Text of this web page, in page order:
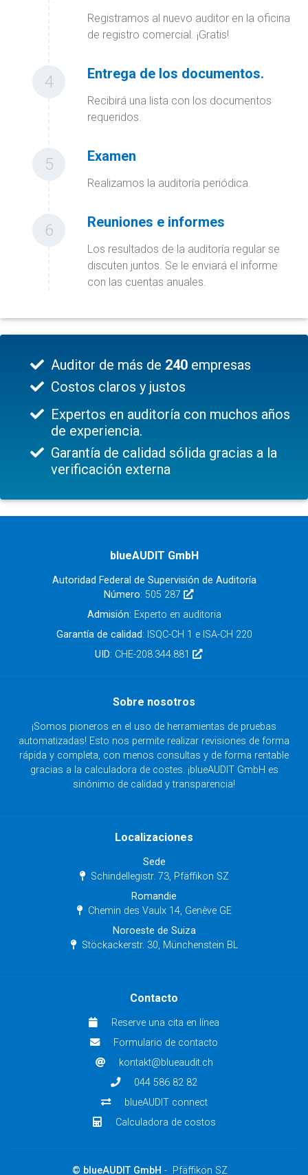
Registramos al nuevo auditor en la oficina
de registro comercial. ¡Gratis!
4 Entrega de los documentos.
Recibirá una lista con los documentos
requeridos.
5 Examen
Realizamos la auditoría periódica.
6 Reuniones e informes
Los resultados de la auditoría regular se
discuten juntos. Se le enviará el informe
con las cuentas anuales.
Auditor de más de 240 empresas
Costos claros y justos
Expertos en auditoría con muchos años
de experiencia.
Garantía de calidad sólida gracias a la
verificación externa
blueAUDIT GmbH
Autoridad Federal de Supervisión de Auditoría
Número: 505 287
Admisión: Experto en auditoria
Garantía de calidad: ISQC-CH 1 e ISA-CH 220
UID: CHE-208.344.881
Sobre nosotros
¡Somos pioneros en el uso de herramientas de pruebas
automatizadas! Esto nos permite realizar revisiones de forma
rápida y completa, con menos consultas y de forma rentable
gracias a la calculadora de costes. ¡blueAUDIT GmbH es
sinónimo de calidad y transparencia!
Localizaciones
Sede
Schindellegistr. 73, Pfäffikon SZ
Romandie
Chemin des Vaulx 14, Genève GE
Noroeste de Suiza
Stöckackerstr. 30, Münchenstein BL
Contacto
Reserve una cita en línea
Formulario de contacto
kontakt@blueaudit.ch
044 586 82 82
blueAUDIT connect
Calculadora de costos
© blueAUDIT GmbH - Pfäffikon SZ